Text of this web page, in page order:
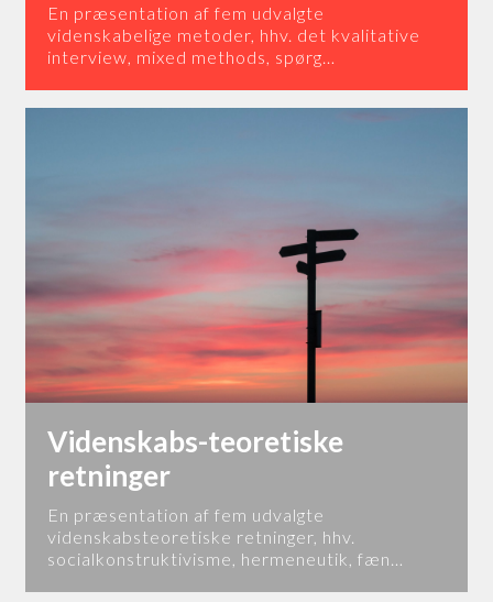
En præsentation af fem udvalgte
videnskabelige metoder, hhv. det kvalitative
interview, mixed methods, spørg…
Videnskabs-teoretiske
retninger
En præsentation af fem udvalgte
videnskabsteoretiske retninger, hhv.
socialkonstruktivisme, hermeneutik, fæn…